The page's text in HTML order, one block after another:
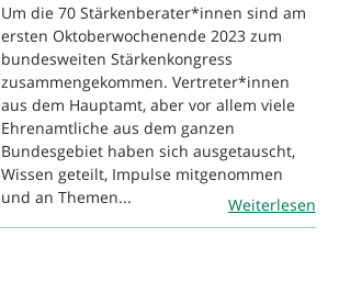
Um die 70 Stärkenberater*innen sind am
ersten Oktoberwochenende 2023 zum
bundesweiten Stärkenkongress
zusammengekommen. Vertreter*innen
aus dem Hauptamt, aber vor allem viele
Ehrenamtliche aus dem ganzen
Bundesgebiet haben sich ausgetauscht,
Wissen geteilt, Impulse mitgenommen
und an Themen...
Weiterlesen